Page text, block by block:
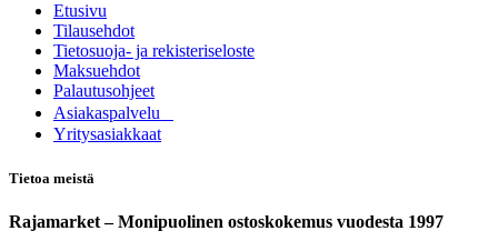
Etusivu
Tilausehdot
Tietosuoja- ja rekisteriseloste
Maksuehdot
Palautusohjeet
Asia​k​aspalvelu
​Yritysasiakkaat
Tietoa meistä
Rajamarket – Monipuolinen ostoskokemus vuodesta 1997